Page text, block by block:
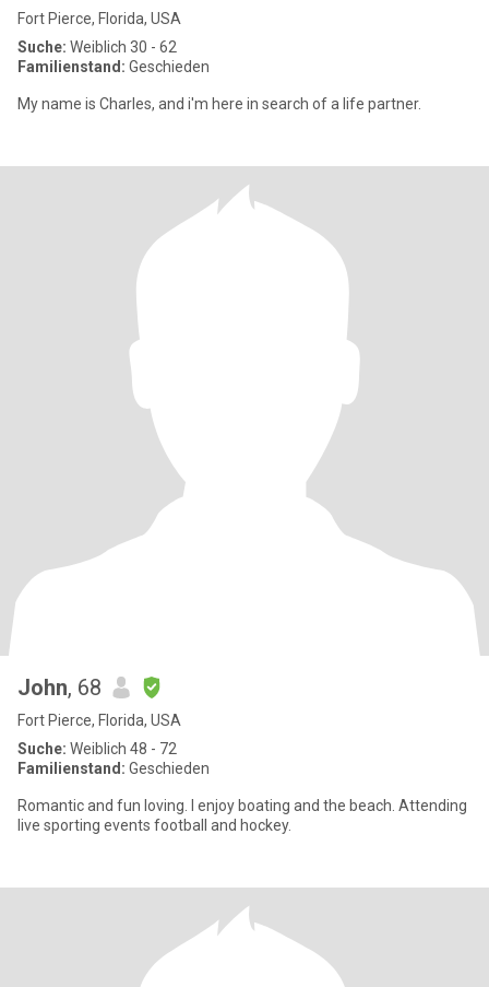
Fort Pierce, Florida, USA
Suche: Weiblich 30 - 62
Familienstand: Geschieden
My name is Charles, and i'm here in search of a life partner.
John, 68
Fort Pierce, Florida, USA
Suche: Weiblich 48 - 72
Familienstand: Geschieden
Romantic and fun loving. I enjoy boating and the beach. Attending
live sporting events football and hockey.